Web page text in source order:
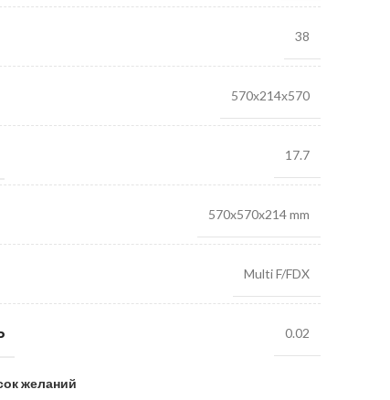
38
570х214х570
17.7
570x570x214 mm
Multi F/FDX
0.02
желаний